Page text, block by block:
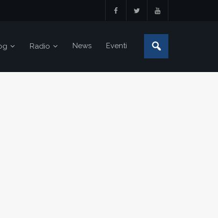
Radio News Eventi